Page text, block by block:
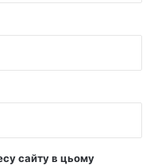
сайту в цьому